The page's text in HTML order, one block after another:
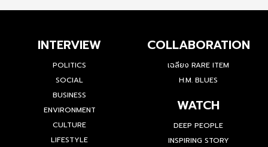
INTERVIEW
POLITICS
SOCIAL
BUSINESS
ENVIRONMENT
CULTURE
LIFESTYLE
COLLABORATION
เฉลียง RARE ITEM
H.M. BLUES
WATCH
DEEP PEOPLE
INSPIRING STORY